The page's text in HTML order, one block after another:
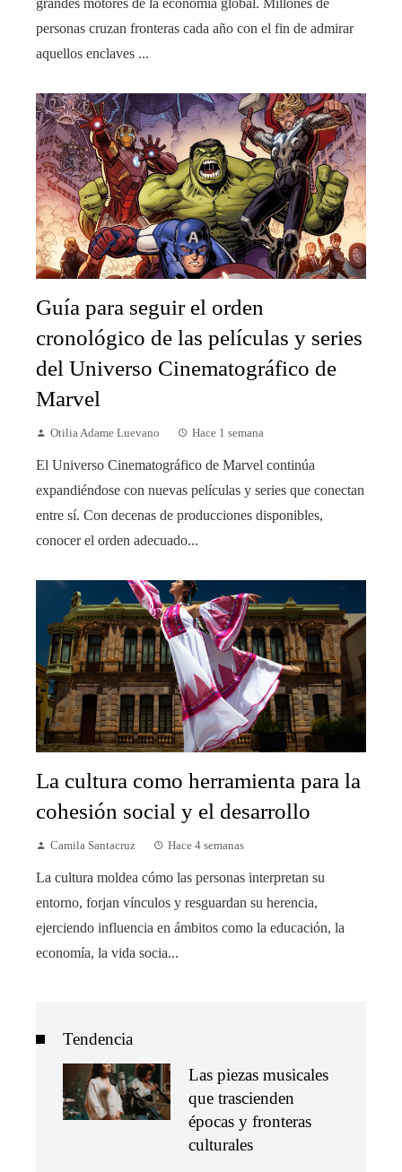
personas cruzan fronteras cada año con el fin de admirar
aquellos enclaves ...
Guía para seguir el orden
cronológico de las películas y series
del Universo Cinematográfico de
Marvel
Otilia Adame Luevano Hace 1 semana
El Universo Cinematográfico de Marvel continúa
expandiéndose con nuevas películas y series que conectan
entre sí. Con decenas de producciones disponibles,
conocer el orden adecuado...
La cultura como herramienta para la
cohesión social y el desarrollo
Camila Santacruz Hace 4 semanas
La cultura moldea cómo las personas interpretan su
entorno, forjan vínculos y resguardan su herencia,
ejerciendo influencia en ámbitos como la educación, la
economía, la vida socia...
Tendencia
Las piezas musicales
que trascienden
épocas y fronteras
culturales